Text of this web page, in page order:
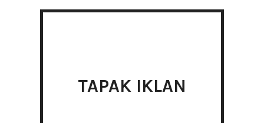
Ngantuk
TAPAK IKLAN